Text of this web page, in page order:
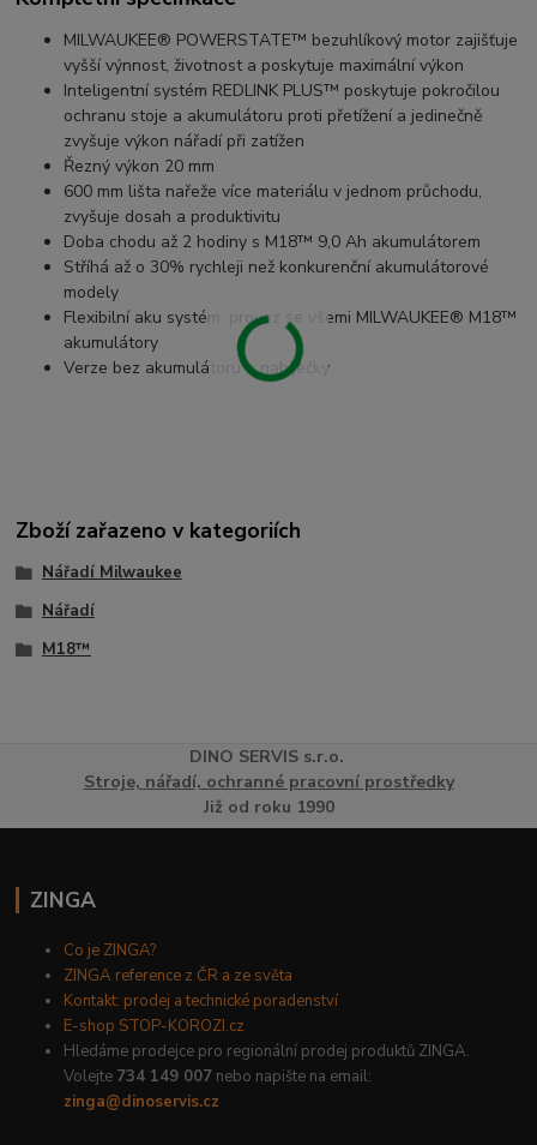
MILWAUKEE® POWERSTATE™ bezuhlíkový motor zajišťuje
vyšší výnnost, životnost a poskytuje maximální výkon
Inteligentní systém REDLINK PLUS™ poskytuje pokročilou
ochranu stoje a akumulátoru proti přetížení a jedinečně
zvyšuje výkon nářadí při zatížen
Řezný výkon 20 mm
600 mm lišta nařeže více materiálu v jednom průchodu,
zvyšuje dosah a produktivitu
Doba chodu až 2 hodiny s M18™ 9,0 Ah akumulátorem
Stříhá až o 30% rychleji než konkurenční akumulátorové
modely
Flexibilní aku systém: provoz se všemi MILWAUKEE® M18™
akumulátory
Verze bez akumulátoru a nabíječky
Zboží zařazeno v kategoriích
Nářadí Milwaukee
Nářadí
M18™
DINO SERVISs.r.o.
Stroje, nářadí, ochranné pracovní prostředky
Již od roku 1990
ZINGA
Co je ZINGA?
ZINGA reference z ČR a ze světa
Kontakt: prodej a technické poradenství
E-shop STOP-KOROZI.cz
Hledáme prodejce pro regionální prodej produktů ZINGA.
Volejte 734 149 007 nebo napište na email:
zinga@dinoservis.cz